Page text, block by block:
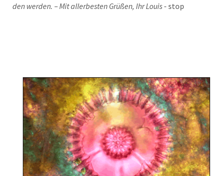
den wer­den. – Mit aller­bes­ten Grü­ßen, Ihr Lou­is - stop